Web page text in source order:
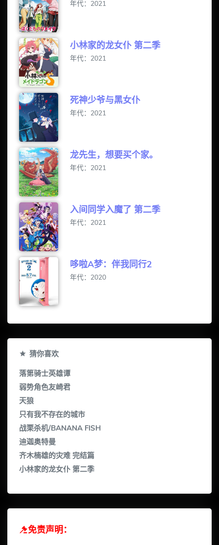
年代：2021
小林家的龙女仆 第二季
年代：2021
死神少爷与黑女仆
年代：2021
龙先生，想要买个家。
年代：2021
入间同学入魔了 第二季
年代：2021
哆啦A梦：伴我同行2
年代：2020
猜你喜欢
落第骑士英雄谭
弱势角色友崎君
天狼
只有我不存在的城市
战栗杀机/BANANA FISH
迪迦奥特曼
齐木楠雄的灾难 完结篇
小林家的龙女仆 第二季
免责声明：